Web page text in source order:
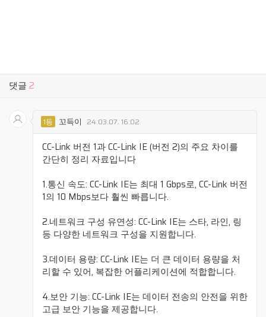
댓글 2
1등 꼬득이 24.03.07. 16:02
CC-Link 버전 1과 CC-Link IE (버전 2)의 주요 차이를
간단히 정리 자료입니다
1.통신 속도: CC-Link IE는 최대 1 Gbps로, CC-Link 버전
1의 10 Mbps보다 훨씬 빠릅니다.
2.네트워크 구성 유연성: CC-Link IE는 스타, 라인, 링
등 다양한 네트워크 구성을 지원합니다.
3.데이터 용량: CC-Link IE는 더 큰 데이터 용량을 처
리할 수 있어, 복잡한 어플리케이션에 적합합니다.
4.보안 기능: CC-Link IE는 데이터 전송의 안전을 위한
고급 보안 기능을 제공합니다.